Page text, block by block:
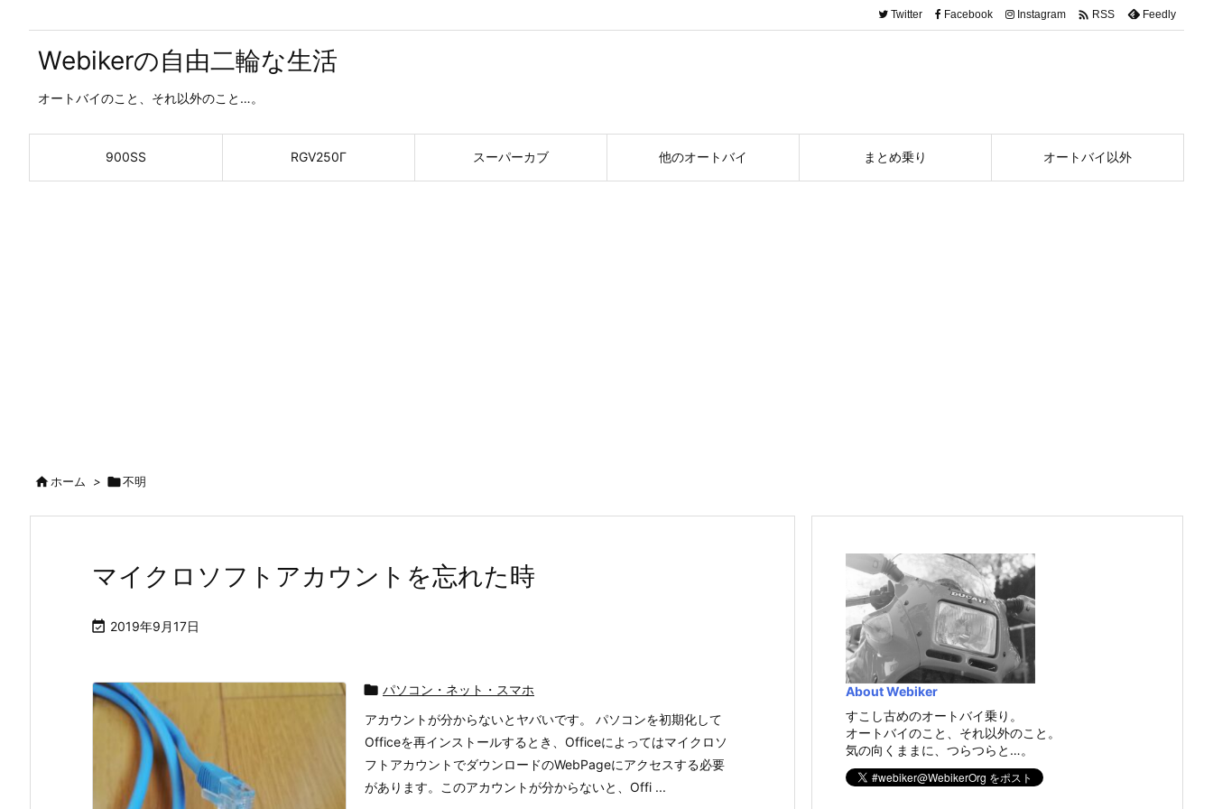
Webikerの自由二輪な生活
オートバイのこと、それ以外のこと…。
900SS RGV250Γ スーパーカブ 他のオートバイ まとめ乗り オートバイ以外
Twitter Facebook Instagram  RSS Feedly
ホーム > 不明
マイクロソフトアカウントを忘れた時
 2019年9月17日
 パソコン・ネット・スマホ
アカウントが分からないとヤバいです。 パソコンを初期化して
Officeを再インストールするとき、Officeによってはマイクロソ
フトアカウントでダウンロードのWebPageにアクセスする必要
があります。このアカウントが分からないと、Offi ...
About Webiker
すこし古めのオートバイ乗り。
オートバイのこと、それ以外のこと。
気の向くままに、つらつらと…。